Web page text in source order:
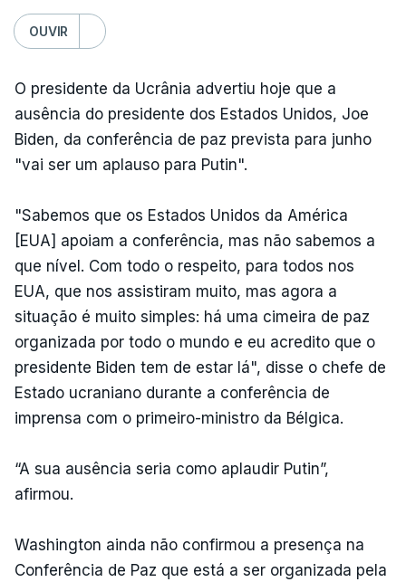
OUVIR
O presidente da Ucrânia advertiu hoje que a
ausência do presidente dos Estados Unidos, Joe
Biden, da conferência de paz prevista para junho
"vai ser um aplauso para Putin".
"Sabemos que os Estados Unidos da América
[EUA] apoiam a conferência, mas não sabemos a
que nível. Com todo o respeito, para todos nos
EUA, que nos assistiram muito, mas agora a
situação é muito simples: há uma cimeira de paz
organizada por todo o mundo e eu acredito que o
presidente Biden tem de estar lá", disse o chefe de
Estado ucraniano durante a conferência de
imprensa com o primeiro-ministro da Bélgica.
“A sua ausência seria como aplaudir Putin”,
afirmou.
Washington ainda não confirmou a presença na
Conferência de Paz que está a ser organizada pela